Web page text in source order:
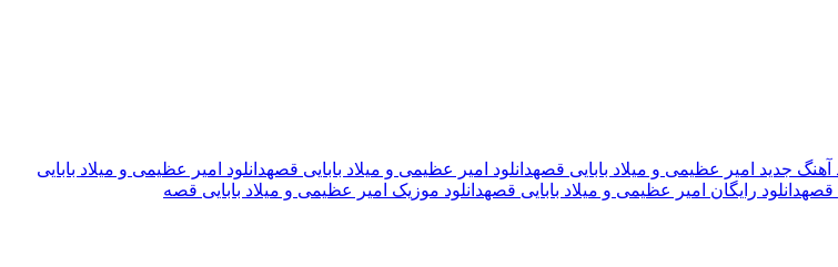
آهنگ جدید امیر عظیمی و میلاد بابایی قصهدانلود امیر عظیمی و میلاد بابایی قصهدانلود امیر عظیمی و میلاد بابایی
قصهدانلود رایگان امیر عظیمی و میلاد بابایی قصهدانلود موزیک امیر عظیمی و میلاد بابایی قصه